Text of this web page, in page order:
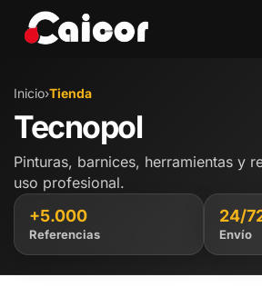
Inicio›Tienda
Tecnopol
Pinturas, barnices, herramientas y
uso profesional.
+5.000
Referencias
24/
Envío